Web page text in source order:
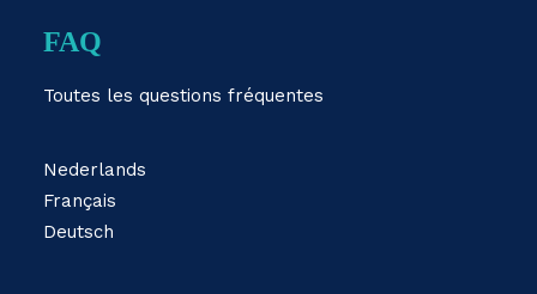
FAQ
Toutes les questions fréquentes
Nederlands
Français
Deutsch